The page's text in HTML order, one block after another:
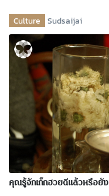
Culture Sudsaijai
คุณรู้จักเก๊กฮวยดีแล้วหรือยัง